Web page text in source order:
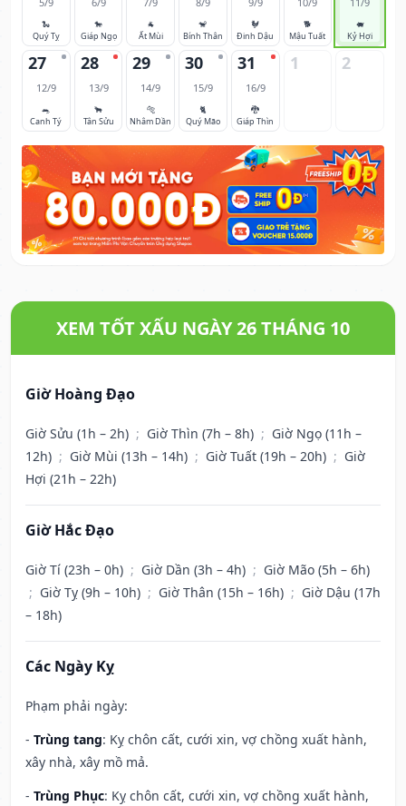
🐍
Quý Tỵ
🐎
Giáp Ngọ
🐐
Ất Mùi
🐒
Bính Thân
🐓
Đinh Dậu
🐕
Mậu Tuất
🐖
Kỷ Hợi
27
12/9
🐀
Canh Tý
28
13/9
🐂
Tân Sửu
29
14/9
🐅
Nhâm Dần
30
15/9
🐈
Quý Mão
31
16/9
🐉
Giáp Thìn
1 2
XEM TỐT XẤU NGÀY 26 THÁNG 10
Giờ Hoàng Đạo
Giờ Sửu (1h – 2h) ; Giờ Thìn (7h – 8h) ; Giờ Ngọ (11h –
12h) ; Giờ Mùi (13h – 14h) ; Giờ Tuất (19h – 20h) ; Giờ
Hợi (21h – 22h)
Giờ Hắc Đạo
Giờ Tí (23h – 0h) ; Giờ Dần (3h – 4h) ; Giờ Mão (5h – 6h)
; Giờ Tỵ (9h – 10h) ; Giờ Thân (15h – 16h) ; Giờ Dậu (17h
– 18h)
Các Ngày Kỵ
Phạm phải ngày:
- Trùng tang: Kỵ chôn cất, cưới xin, vợ chồng xuất hành,
xây nhà, xây mồ mả.
- Trùng Phục: Kỵ chôn cất, cưới xin, vợ chồng xuất hành,